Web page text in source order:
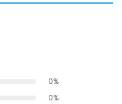
0%
0%